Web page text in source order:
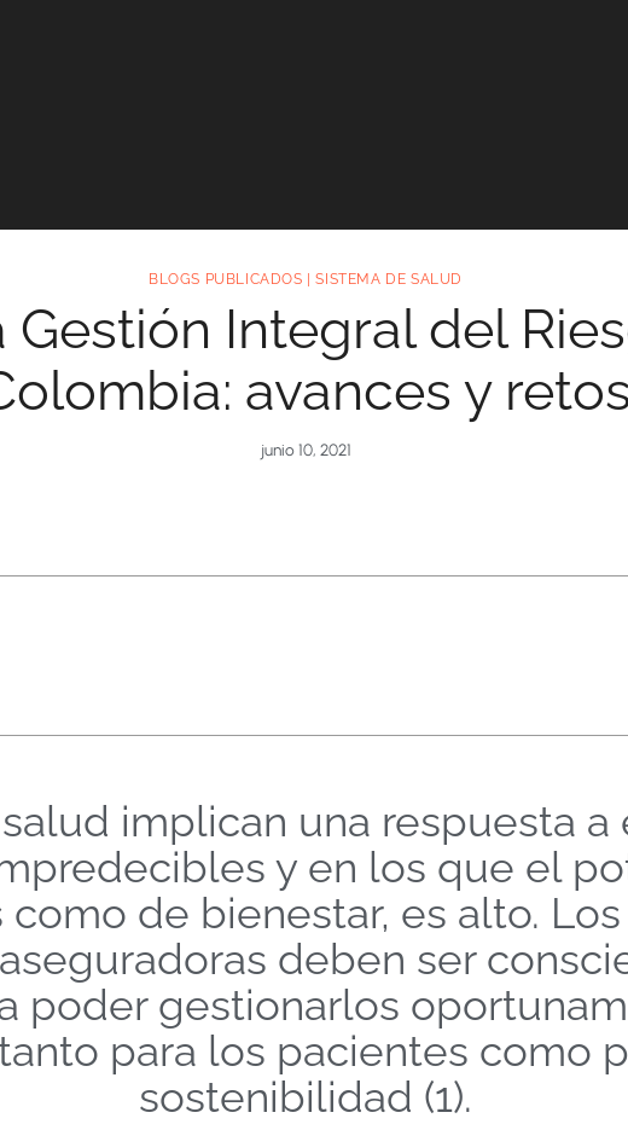
BLOGS PUBLICADOS |SISTEMA DE SALUD
Integral del
avances y retos
junio 10, 2021
implican una respuesta a
y en los que el
de bienestar, es alto.
deben ser
poder gestionarlos
para los pacientes como
sostenibilidad (1).